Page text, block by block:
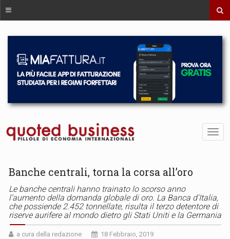
Banche centrali, torna la corsa all’oro
Le banche centrali hanno trainato lo scorso anno
l’aumento della domanda globale di oro. La Banca d'Italia,
che possiende 2.452 tonnellate, risulta il terzo detentore di
riserve aurifere al mondo dietro gli Stati Uniti e la Germania
a cura della redazione 18 Febbraio, 2019